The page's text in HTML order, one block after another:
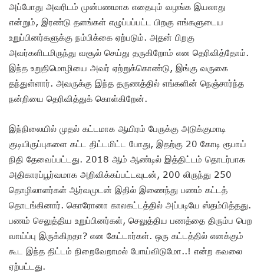
அப்போது அவரிடம் முன்பணமாக எதையும் வழங்க இயலாது
என்றும், இரண்டு தளங்கள் எழுப்பப்பட்ட பிறகு எங்களுடைய
உறுப்பினர்களுக்கு நம்பிக்கை ஏற்படும். அதன் பிறகு
அவர்களிடமிருந்து வசூல் செய்து தருகிறோம் என தெரிவித்தோம்.
இந்த உறுதிமொழியை அவர் ஏற்றுக்கொண்டு, இங்கு வருகை
தந்துள்ளார். அவருக்கு இந்த தருணத்தில் எங்களின் நெஞ்சார்ந்த
நன்றியை தெரிவித்துக் கொள்கிறேன்.
இந்நிலையில் முதல் கட்டமாக ஆயிரம் பேருக்கு அடுக்குமாடி
குடியிருப்புகளை கட்ட திட்டமிட்ட போது, இதற்கு 20 கோடி ரூபாய்
நிதி தேவைப்பட்டது. 2018 ஆம் ஆண்டில் இத்திட்டம் தொடர்பாக
அதிகாரப்பூர்வமாக அறிவிக்கப்பட்டவுடன், 200 லிருந்து 250
தொழிலாளர்கள் ஆர்வமுடன் இதில் இணைந்து பணம் கட்டத்
தொடங்கினார். கொரோனா காலகட்டத்தில் அப்படியே ஸ்தம்பித்தது.
பணம் செலுத்திய உறுப்பினர்கள், செலுத்திய பணத்தை திரும்ப பெற
வாய்ப்பு இருக்கிறதா? என கேட்டார்கள். ஒரு கட்டத்தில் எனக்கும்
கூட இந்த திட்டம் நிறைவேறாமல் போய்விடுமோ..! என்ற கவலை
ஏற்பட்டது.